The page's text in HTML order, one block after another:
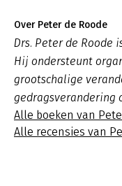
Over Peter de Roode
Drs. Peter de Roode
Hij ondersteunt
grootschalige
gedragsverandering
Alle boeken van
Alle recensies van